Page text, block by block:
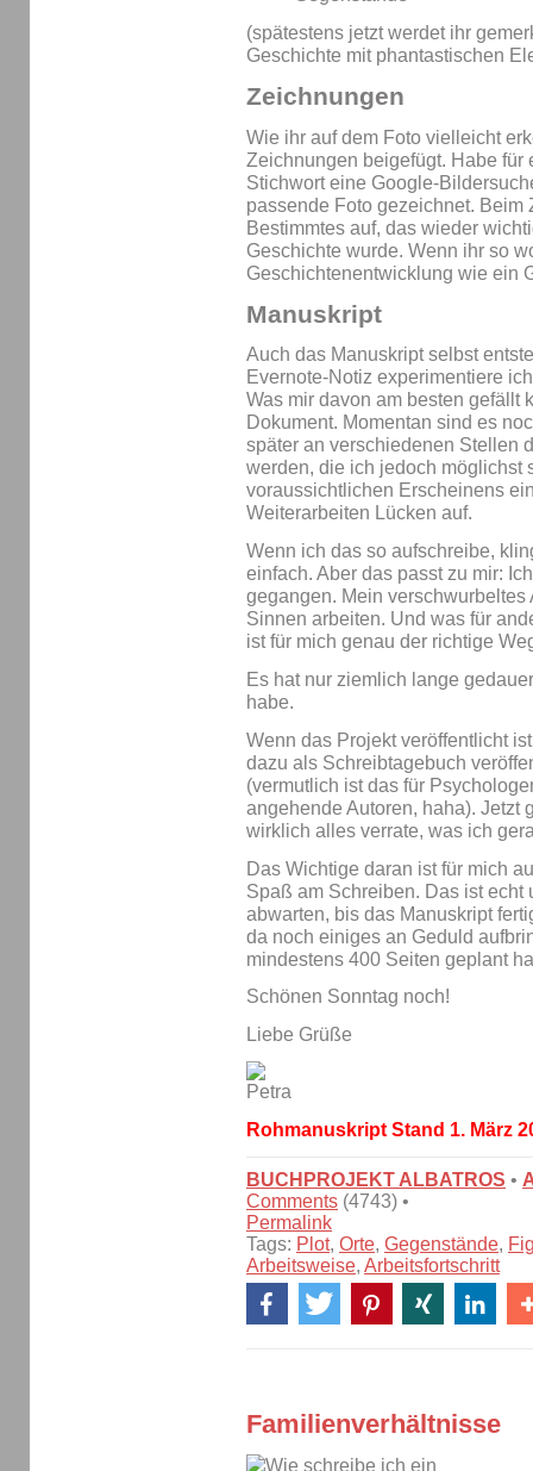
(spätestens jetzt werdet ihr
Geschichte mit phantastischen
Zeichnungen
Wie ihr auf dem Foto vielleicht
Zeichnungen beigefügt. Habe für
Stichwort eine Google-
passende Foto gezeichnet. Beim
Bestimmtes auf, das wieder
Geschichte wurde. Wenn ihr so
Geschichtenentwicklung wie ein
Manuskript
Auch das Manuskript selbst
Evernote-Notiz experimentiere
Was mir davon am besten gefällt
Dokument. Momentan sind es
später an verschiedenen Stellen
werden, die ich jedoch möglichst
voraussichtlichen Erscheinens
Weiterarbeiten Lücken auf.
Wenn ich das so aufschreibe,
einfach. Aber das passt zu mir:
gegangen. Mein
Sinnen arbeiten. Und was für
ist für mich genau der richtige
Es hat nur ziemlich lange
habe.
Wenn das Projekt veröffentlicht
dazu als Schreibtagebuch
(vermutlich ist das für
angehende Autoren, haha). Jetzt
wirklich alles verrate, was ich
Das Wichtige daran ist für mich
Spaß am Schreiben. Das ist echt
abwarten, bis das Manuskript
da noch einiges an Geduld
mindestens 400 Seiten geplant
Schönen Sonntag noch!
Liebe Grüße
Rohmanuskript Stand 1. März
BUCHPROJEKT ALBATROS •
Comments (4743) •
Permalink
Tags: Plot, Orte, Gegenstände,
Arbeitsweise, Arbeitsfortschritt
Familienverhältnisse